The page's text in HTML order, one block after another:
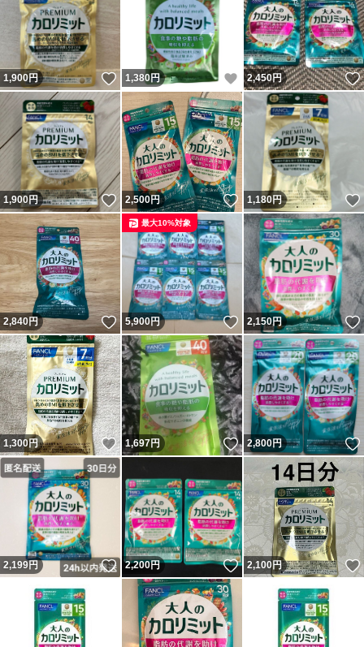
1,900円 いいね！
1,380円 いいね！
2,450円
1,900円 いいね！
2,500円 いいね！
1,180円
2,840円 いいね！
5,900円 いいね！
最大10%対象
2,150円
1,300円 いいね！
1,697円 いいね！
2,800円
2,199円 いいね！
2,200円 いいね！
2,100円